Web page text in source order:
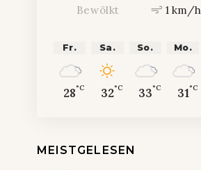
Bewölkt
1 km/h
Fr.
28°C
Sa.
32°C
So.
33°C
Mo.
31°C
MEISTGELESEN